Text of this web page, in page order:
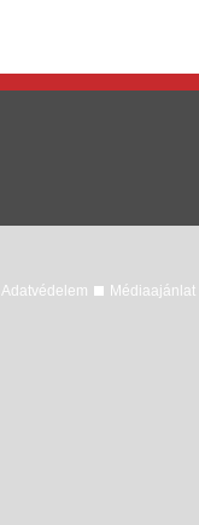
Adatvédelem Médiaajánlat